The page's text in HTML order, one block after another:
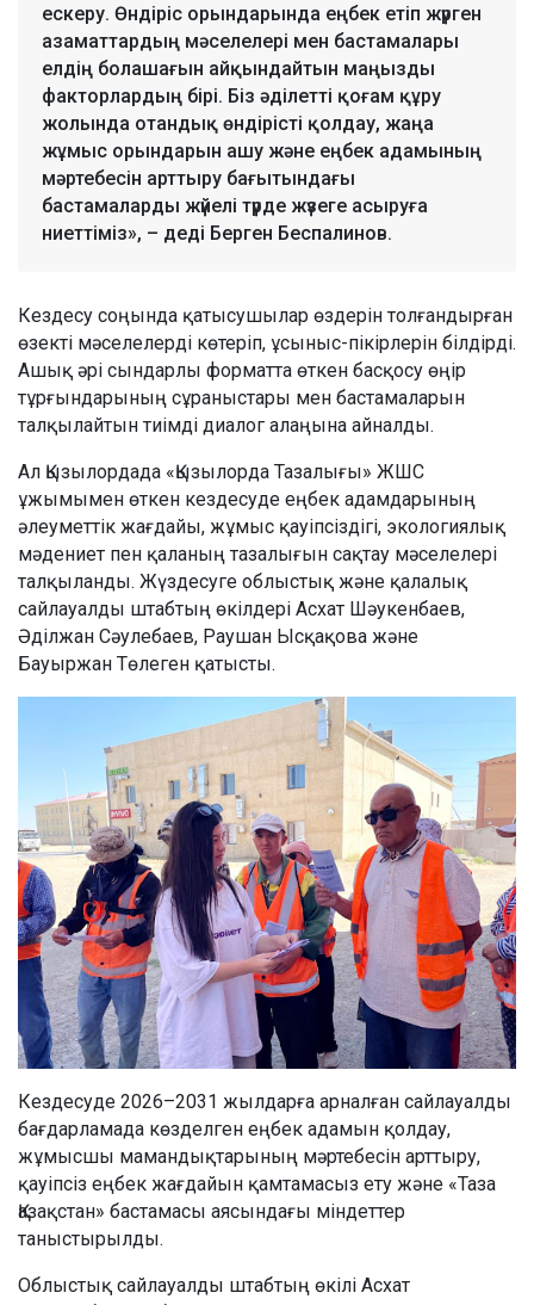
ескеру. Өндіріс орындарында еңбек етіп жүрген
азаматтардың мәселелері мен бастамалары
елдің болашағын айқындайтын маңызды
факторлардың бірі. Біз әділетті қоғам құру
жолында отандық өндірісті қолдау, жаңа
жұмыс орындарын ашу және еңбек адамының
мәртебесін арттыру бағытындағы
бастамаларды жүйелі түрде жүзеге асыруға
ниеттіміз», – деді Берген Беспалинов.
Кездесу соңында қатысушылар өздерін толғандырған
өзекті мәселелерді көтеріп, ұсыныс-пікірлерін білдірді.
Ашық әрі сындарлы форматта өткен басқосу өңір
тұрғындарының сұраныстары мен бастамаларын
талқылайтын тиімді диалог алаңына айналды.
Ал Қызылордада «Қызылорда Тазалығы» ЖШС
ұжымымен өткен кездесуде еңбек адамдарының
әлеуметтік жағдайы, жұмыс қауіпсіздігі, экологиялық
мәдениет пен қаланың тазалығын сақтау мәселелері
талқыланды. Жүздесуге облыстық және қалалық
сайлауалды штабтың өкілдері Асхат Шәукенбаев,
Әділжан Сәулебаев, Раушан Ысқақова және
Бауыржан Төлеген қатысты.
Кездесуде 2026–2031 жылдарға арналған сайлауалды
бағдарламада көзделген еңбек адамын қолдау,
жұмысшы мамандықтарының мәртебесін арттыру,
қауіпсіз еңбек жағдайын қамтамасыз ету және «Таза
Қазақстан» бастамасы аясындағы міндеттер
таныстырылды.
Облыстық сайлауалды штабтың өкілі Асхат